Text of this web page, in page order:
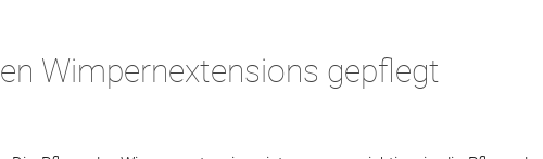
Wimpernextensions gepflegt